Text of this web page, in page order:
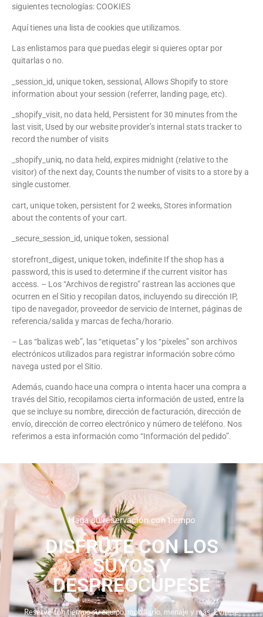
siguientes tecnologías: COOKIES
Aquí tienes una lista de cookies que utilizamos.
Las enlistamos para que puedas elegir si quieres optar por
quitarlas o no.
_session_id, unique token, sessional, Allows Shopify to store
information about your session (referrer, landing page, etc).
_shopify_visit, no data held, Persistent for 30 minutes from the
last visit, Used by our website provider’s internal stats tracker to
record the number of visits
_shopify_uniq, no data held, expires midnight (relative to the
visitor) of the next day, Counts the number of visits to a store by a
single customer.
cart, unique token, persistent for 2 weeks, Stores information
about the contents of your cart.
_secure_session_id, unique token, sessional
storefront_digest, unique token, indefinite If the shop has a
password, this is used to determine if the current visitor has
access. – Los “Archivos de registro” rastrean las acciones que
ocurren en el Sitio y recopilan datos, incluyendo su dirección IP,
tipo de navegador, proveedor de servicio de Internet, páginas de
referencia/salida y marcas de fecha/horario.
– Las “balizas web”, las “etiquetas” y los “píxeles” son archivos
electrónicos utilizados para registrar información sobre cómo
navega usted por el Sitio.
Además, cuando hace una compra o intenta hacer una compra a
través del Sitio, recopilamos cierta información de usted, entre la
que se incluye su nombre, dirección de facturación, dirección de
envío, dirección de correo electrónico y número de teléfono. Nos
referimos a esta información como “Información del pedido”.
Haga su reservación con tiempo
DISFRUTE CON LOS
SUYOS Y
DESPREOCÚPESE
Reserve con tiempo su equipo, mobiliario, menaje y más. Evítese